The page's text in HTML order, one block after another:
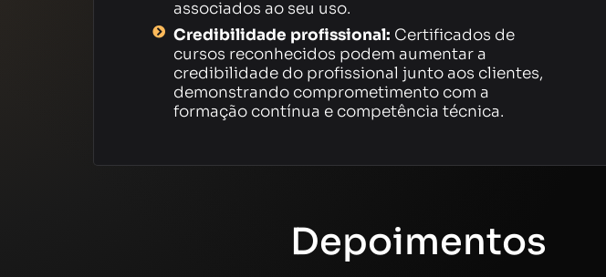
associados ao seu uso.
Credibilidade profissional: Certificados de
cursos reconhecidos podem aumentar a
credibilidade do profissional junto aos clientes,
demonstrando comprometimento com a
formação contínua e competência técnica.
Depoimentos